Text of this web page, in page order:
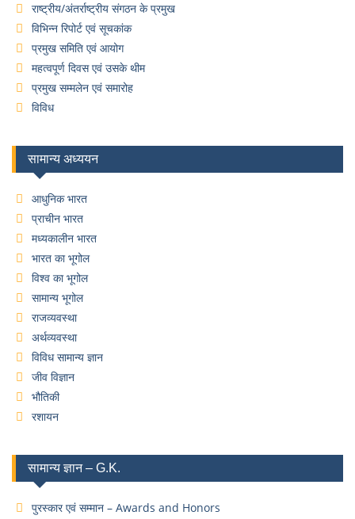
राष्ट्रीय/अंतर्राष्ट्रीय संगठन के प्रमुख
विभिन्न रिपोर्ट एवं सूचकांक
प्रमुख समिति एवं आयोग
महत्वपूर्ण दिवस एवं उसके थीम
प्रमुख सम्मलेन एवं समारोह
विविध
सामान्य अध्ययन
आधुनिक भारत
प्राचीन भारत
मध्यकालीन भारत
भारत का भूगोल
विश्व का भूगोल
सामान्य भूगोल
राजव्यवस्था
अर्थव्यवस्था
विविध सामान्य ज्ञान
जीव विज्ञान
भौतिकी
रशायन
सामान्य ज्ञान – G.K.
पुरस्कार एवं सम्मान – Awards and Honors